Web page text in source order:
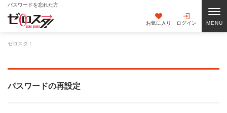
パスワードを忘れた方
お気に入り ログイン
ゼロスタ！
パスワードの再設定